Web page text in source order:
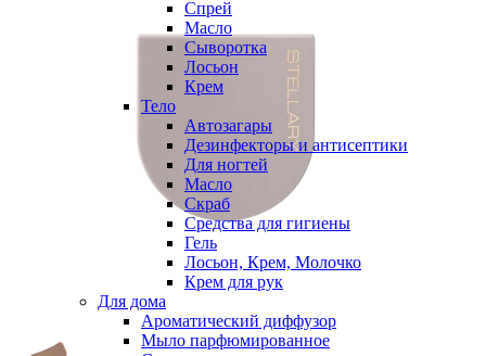
Спрей
Масло
Сыворотка
Лосьон
Крем
Тело
Автозагары
Дезинфекторы и антисептики
Для ногтей
Масло
Скраб
Средства для гигиены
Гель
Лосьон, Крем, Молочко
Крем для рук
Для дома
Ароматический диффузор
Мыло парфюмированное